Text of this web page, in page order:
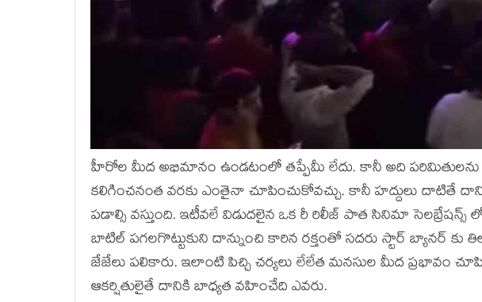
హీరోల మీద అభిమానం ఉండటంలో తప్పేమీ లేదు. కానీ అది పరిమితులను
కలిగించనంత వరకు ఎంతైనా చూపించుకోవచ్చు. కానీ హద్దులు దాటితే
పడాల్సి వస్తుంది. ఇటీవలే విడుదలైన ఒక రీ రిలీజ్ పాత సినిమా
బాటిల్ పగలగొట్టుకుని దాన్నుంచి కారిన రక్తంతో సదరు స్టార్ బ్యానర్ కు
జేజేలు పలికారు. ఇలాంటి పిచ్చి చర్యలు లేలేత మనసుల మీద ప్రభావం
ఆకర్షితులైతే దానికి బాధ్యత వహించేది ఎవరు.